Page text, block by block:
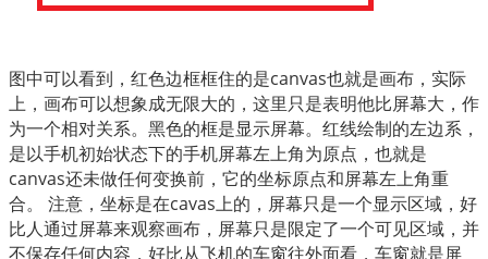
图中可以看到，红色边框框住的是canvas也就是画布，实际
上，画布可以想象成无限大的，这里只是表明他比屏幕大，作
为一个相对关系。黑色的框是显示屏幕。红线绘制的左边系，
是以手机初始状态下的手机屏幕左上角为原点，也就是
canvas还未做任何变换前，它的坐标原点和屏幕左上角重
合。
注意，坐标是在cavas上的，屏幕只是一个显示区域，好
比人通过屏幕来观察画布，屏幕只是限定了一个可见区域，并
不保存任何内容，好比从飞机的车窗往外面看，车窗就是屏